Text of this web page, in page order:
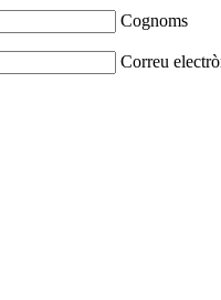
Cognoms
Correu